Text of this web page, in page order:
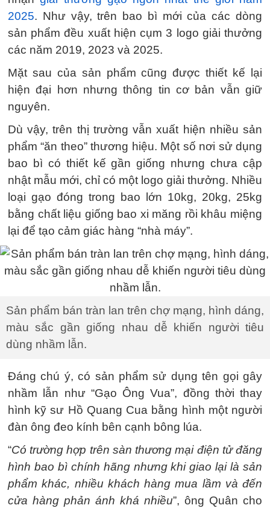
2025. Như vậy, trên bao bì mới của các dòng
sản phẩm đều xuất hiện cụm 3 logo giải thưởng
các năm 2019, 2023 và 2025.
Mặt sau của sản phẩm cũng được thiết kế lại
hiện đại hơn nhưng thông tin cơ bản vẫn giữ
nguyên.
Dù vậy, trên thị trường vẫn xuất hiện nhiều sản
phẩm “ăn theo” thương hiệu. Một số nơi sử dụng
bao bì có thiết kế gần giống nhưng chưa cập
nhật mẫu mới, chỉ có một logo giải thưởng. Nhiều
loại gạo đóng trong bao lớn 10kg, 20kg, 25kg
bằng chất liệu giống bao xi măng rồi khâu miệng
lại để tạo cảm giác hàng “nhà máy”.
Sản phẩm bán tràn lan trên chợ mạng, hình dáng,
màu sắc gần giống nhau dễ khiến người tiêu
dùng nhầm lẫn.
Đáng chú ý, có sản phẩm sử dụng tên gọi gây
nhầm lẫn như “Gạo Ông Vua”, đồng thời thay
hình kỹ sư Hồ Quang Cua bằng hình một người
đàn ông đeo kính bên cạnh bông lúa.
“Có trường hợp trên sàn thương mại điện tử đăng
hình bao bì chính hãng nhưng khi giao lại là sản
phẩm khác, nhiều khách hàng mua lầm và đến
cửa hàng phản ánh khá nhiều”, ông Quân cho